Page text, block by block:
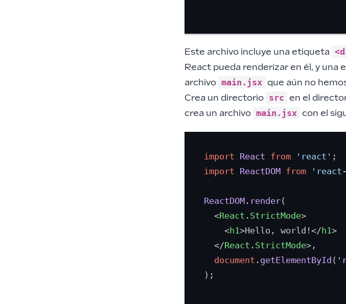
Este archivo incluye una etiqueta
React pueda renderizar en él, y una
archivo main.jsx que aún no
Crea un directorio src en el
crea un archivo main.jsx con el
import React from 'react'
import ReactDOM from 'react-
ReactDOM. render(
<React.StrictMode>
<h1>Hello, world! </h1>
</React.StrictMode>,
document . getElementById (
);